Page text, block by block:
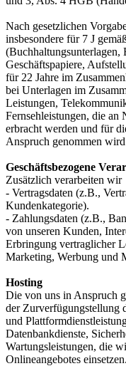
Nach gesetzlichen
insbesondere für 7 J
(Buchhaltungsunterlagen,
Geschäftspapiere,
für 22 Jahre im
bei Unterlagen im
Leistungen,
Fernsehleistungen, die
erbracht werden und für
Anspruch genommen
Geschäftsbezogene
Zusätzlich verarbeiten wir
- Vertragsdaten (z.B.,
Kundenkategorie).
- Zahlungsdaten (z.B.,
von unseren Kunden,
Erbringung vertraglicher
Marketing, Werbung und
Hosting
Die von uns in Anspruch
der Zurverfügungstellung
und
Datenbankdienste,
Wartungsleistungen, die
Onlineangebotes einsetzen.